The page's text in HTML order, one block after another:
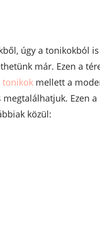
úgy a tonikokból is
már. Ezen a
tonikok mellett a
Ezen a
közül: